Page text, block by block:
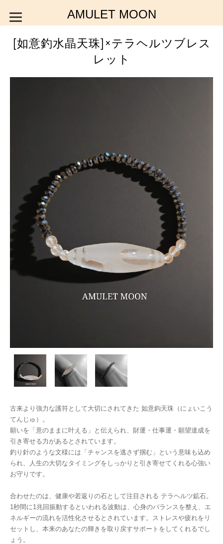
AMULET MOON
[如意釣水晶天珠]×テラヘルツブレス
レット
古来より強力な護符として大切にされてきた 如意鈎天珠（にょいこう
てんじゅ）。
願いを「意のままに叶える」と伝えられ、財運・仕事運・願望達成を
引き寄せる力があるとされています。
釣り針のような文様には「チャンスを逃さず掴む」という意味も込め
られ、人生の大切なタイミングをしっかりと引き寄せてくれる心強い
お守りです。
合わせたのは、健康や若返りの石として注目される テラヘルツ鉱石。
1秒間に1兆回振動するといわれる波動は、心身のバランスを整え、エ
ネルギーの流れを活性化させるとされています。ストレスや疲れをリ
セットし、本来のあなたの輝きを取り戻すサポートをしてくれるでし
ょう。